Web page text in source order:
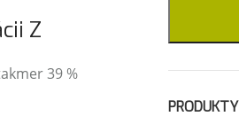
Z
39 %
PRODUKTY